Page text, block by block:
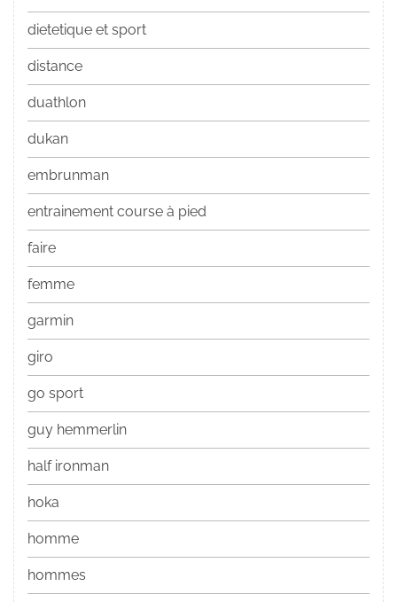
dietetique et sport
distance
duathlon
dukan
embrunman
entrainement course à pied
faire
femme
garmin
giro
go sport
guy hemmerlin
half ironman
hoka
homme
hommes